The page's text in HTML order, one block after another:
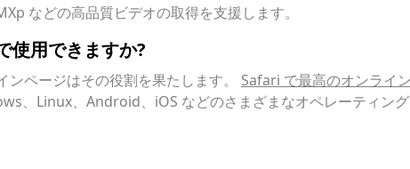
などの高品質ビデオの取得を支援します。
使用できますか?
ページはその役割を果たします。 Safari で最高のオンライ
、Linux、Android、iOS などのさまざまなオペレーティン